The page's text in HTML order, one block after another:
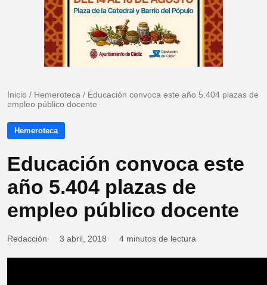
Inicio / Hemeroteca / Educación convoca este año 5.404 plazas de
empleo público docente
Hemeroteca
Educación convoca este
año 5.404 plazas de
empleo público docente
Redacción 3 abril, 2018 4 minutos de lectura